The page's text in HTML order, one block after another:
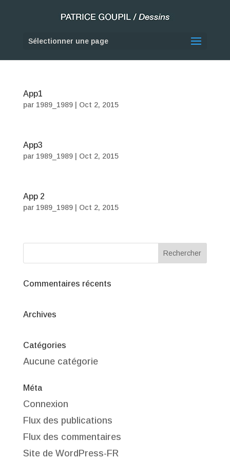
Sélectionner une page
App1
par 1989_1989| Oct 2, 2015
App3
par 1989_1989| Oct 2, 2015
App 2
par 1989_1989| Oct 2, 2015
Commentaires récents
Archives
Catégories
Aucune catégorie
Méta
Connexion
Flux des publications
Flux des commentaires
Site de WordPress-FR